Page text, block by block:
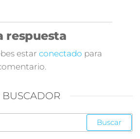
respuesta
estar conectado para
BUSCADOR